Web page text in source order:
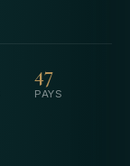
47
PAYS